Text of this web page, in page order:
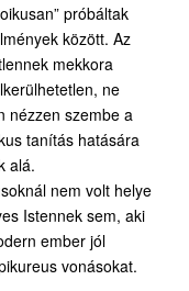
próbáltak
között. Az
mekkora
ne
nézzen szembe a
tanítás hatására
alá.
nem volt helye
Istennek sem, aki
ember jól
vonásokat.